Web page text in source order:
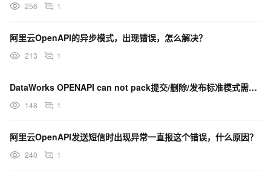
256 1
阿里云OpenAPI的异步模式，出现错误，怎么解决？
213 1
DataWorks OPENAPI can not pack提交/删除/发布标准模式需请求g...
148 1
阿里云OpenAPI发送短信时出现异常一直报这个错误，什么原因？
240 1